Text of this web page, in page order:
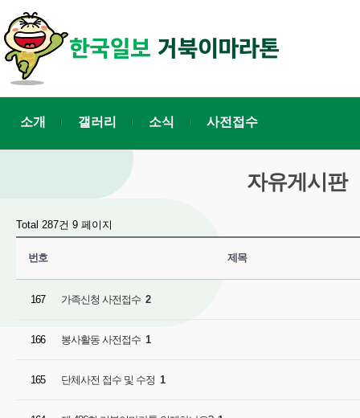
소개 갤러리 소식 사전접수
자유게시판
Total 287건 9 페이지
번호 제목
167 가족신청 사전접수 2
166 봉사활동 사전접수 1
165 단체사전 접수 및 수정 1